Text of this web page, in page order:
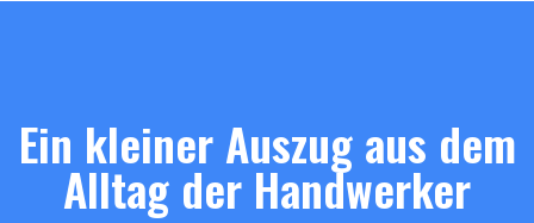
Ein kleiner Auszug aus dem
Alltag der Handwerker